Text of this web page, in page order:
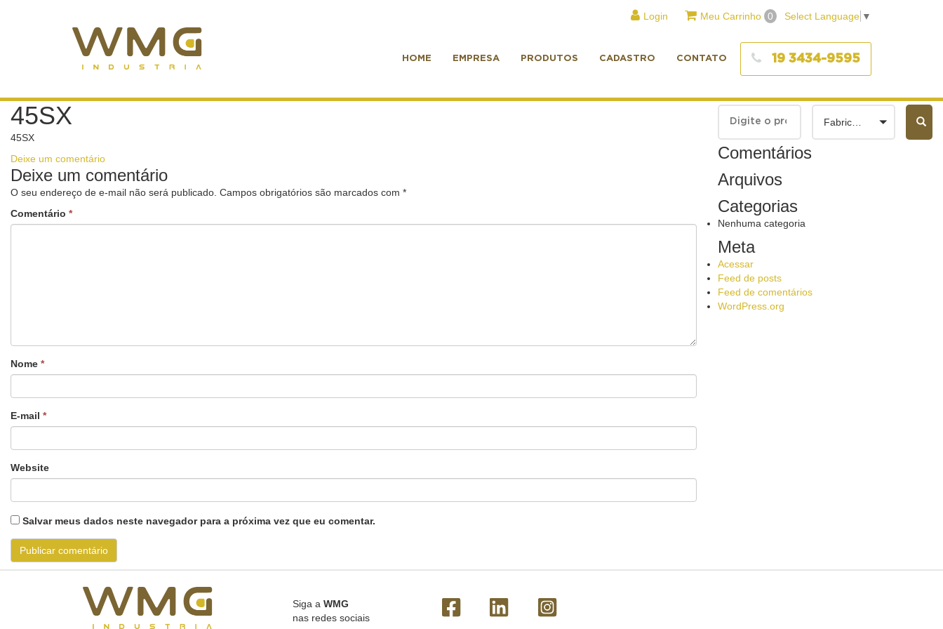
Login Meu Carrinho 0 Select Language ▼
HOME EMPRESA PRODUTOS CADASTRO CONTATO 19 3434-9595
45SX
45SX
Deixe um comentário
Deixe um comentário
O seu endereço de e-mail não será publicado. Campos obrigatórios são marcados com *
Comentário *
Nome *
E-mail *
Website
Salvar meus dados neste navegador para a próxima vez que eu comentar.
Fabricantes
Comentários
Arquivos
Categorias
Nenhuma categoria
Meta
Acessar
Feed de posts
Feed de comentários
WordPress.org
Siga a WMG
nas redes sociais